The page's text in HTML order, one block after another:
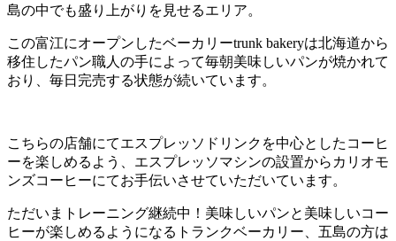
島の中でも盛り上がりを見せるエリア。
この富江にオープンしたベーカリーtrunk bakeryは北海道から
移住したパン職人の手によって毎朝美味しいパンが焼かれて
おり、毎日完売する状態が続いています。
こちらの店舗にてエスプレッソドリンクを中心としたコーヒ
ーを楽しめるよう、エスプレッソマシンの設置からカリオモ
ンズコーヒーにてお手伝いさせていただいています。
ただいまトレーニング継続中！美味しいパンと美味しいコー
ヒーが楽しめるようになるトランクベーカリー、五島の方は